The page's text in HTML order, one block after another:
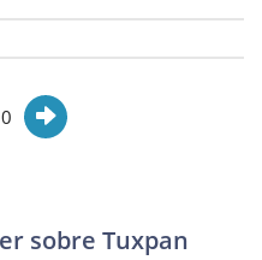
sobre Tuxpan